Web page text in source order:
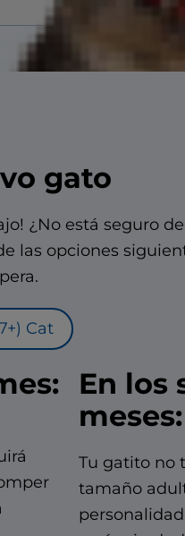
gato
¿No está seguro
las opciones
Cat
En los
meses:
Tu gatito no
tamaño